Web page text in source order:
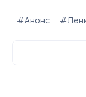
#Анонс